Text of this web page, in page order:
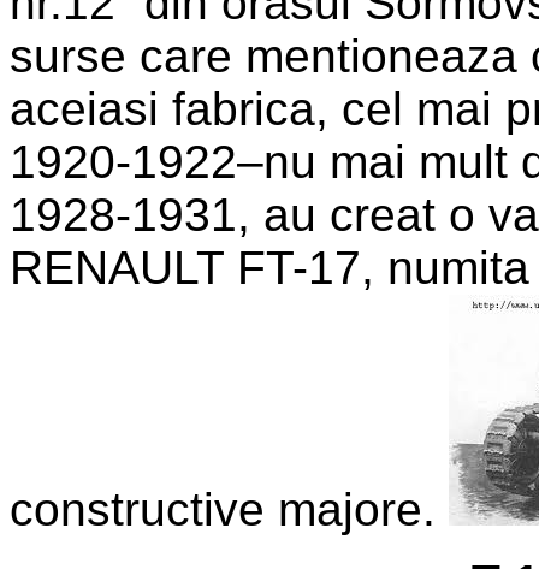
surse care
aceiasi fabrica, cel mai
1920-1922–nu mai mult
1928-1931, au creat o
RENAULT FT-17,
constructive majore.